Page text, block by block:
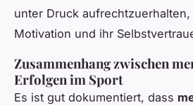
unter Druck
Motivation und ihr
Zusammenhang zwischen
Erfolgen im Sport
Es ist gut dokumentiert, dass